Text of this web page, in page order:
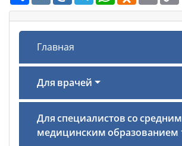
Главная
Для врачей
Для специалистов со средним
медицинским образованием